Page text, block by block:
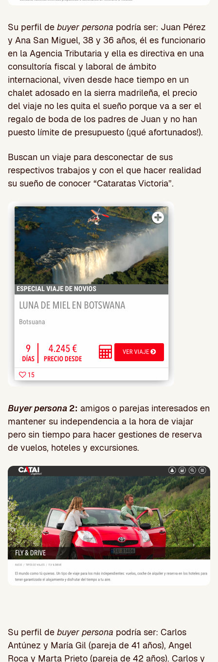
Su perfil de buyer persona podría ser: Juan Pérez
y Ana San Miguel, 38 y 36 años, él es funcionario
en la Agencia Tributaria y ella es directiva en una
consultoría fiscal y laboral de ámbito
internacional, viven desde hace tiempo en un
chalet adosado en la sierra madrileña, el precio
del viaje no les quita el sueño porque va a ser el
regalo de boda de los padres de Juan y no han
puesto límite de presupuesto (¡qué afortunados!).
Buscan un viaje para desconectar de sus
respectivos trabajos y con el que hacer realidad
su sueño de conocer “Cataratas Victoria”.
Buyer persona 2: amigos o parejas interesados en
mantener su independencia a la hora de viajar
pero sin tiempo para hacer gestiones de reserva
de vuelos, hoteles y excursiones.
Su perfil de buyer persona podría ser: Carlos
Antúnez y María Gil (pareja de 41 años), Angel
Roca y Marta Prieto (pareja de 42 años). Carlos y